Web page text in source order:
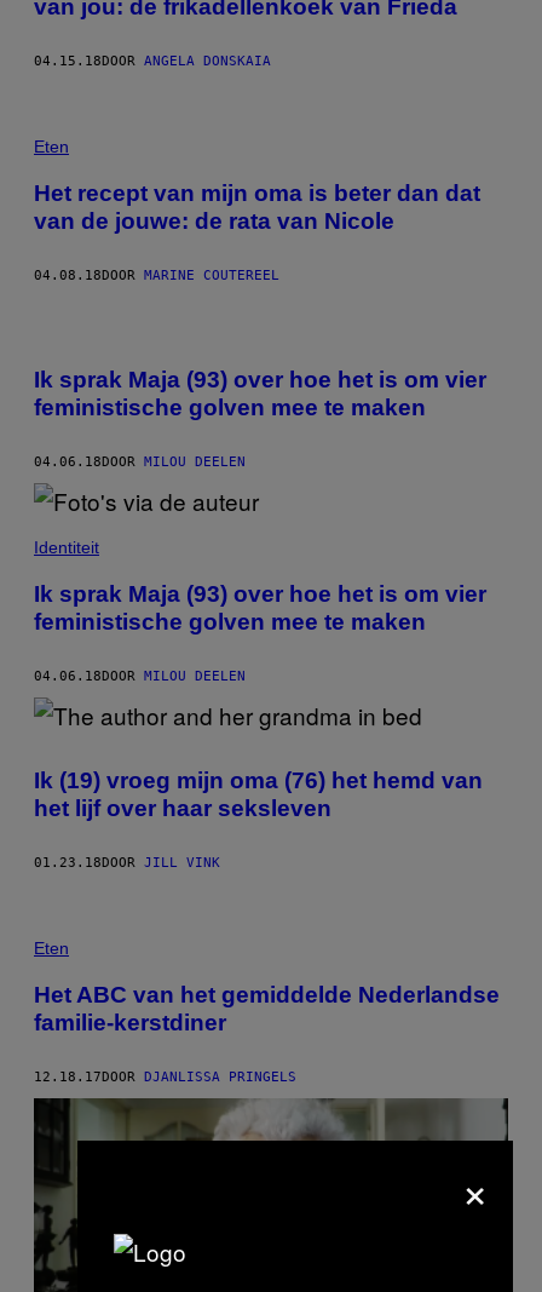
van jou: de frikadellenkoek van Frieda
04.15.18 DOOR ANGELA DONSKAIA
Eten
Het recept van mijn oma is beter dan dat
van de jouwe: de rata van Nicole
04.08.18DOOR MARINE COUTEREEL
Ik sprak Maja (93) over hoe het is om vier
feministische golven mee te maken
04.06.18 DOOR MILOU DEELEN
Identiteit
Ik sprak Maja (93) over hoe het is om vier
feministische golven mee te maken
04.06.18DOOR MILOU DEELEN
Ik (19) vroeg mijn oma (76) het hemd van
het lijf over haar seksleven
01.23.18 DOOR JILL VINK
Eten
Het ABC van het gemiddelde Nederlandse
familie-kerstdiner
12.18.17DOOR DJANLISSA PRINGELS
×